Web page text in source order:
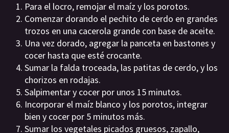
Para el locro, remojar el maíz y los porotos.
Comenzar dorando el pechito de cerdo en grandes
trozos en una cacerola grande con base de aceite.
Una vez dorado, agregar la panceta en bastones y
cocer hasta que esté crocante.
Sumar la falda troceada, las patitas de cerdo, y los
chorizos en rodajas.
Salpimentar y cocer por unos 15 minutos.
Incorporar el maíz blanco y los porotos, integrar
bien y cocer por 5 minutos más.
Sumar los vegetales picados gruesos, zapallo,